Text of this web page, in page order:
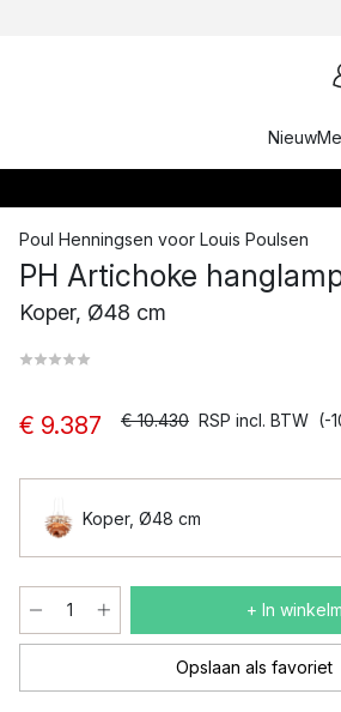
Nieuw
Poul Henningsen voor Louis Poulsen
PH Artichoke
Koper, Ø48 cm
€ 9.387 € 10.430 RSP incl. BTW (-
Koper, Ø48 cm
+ In
Opslaan als favoriet